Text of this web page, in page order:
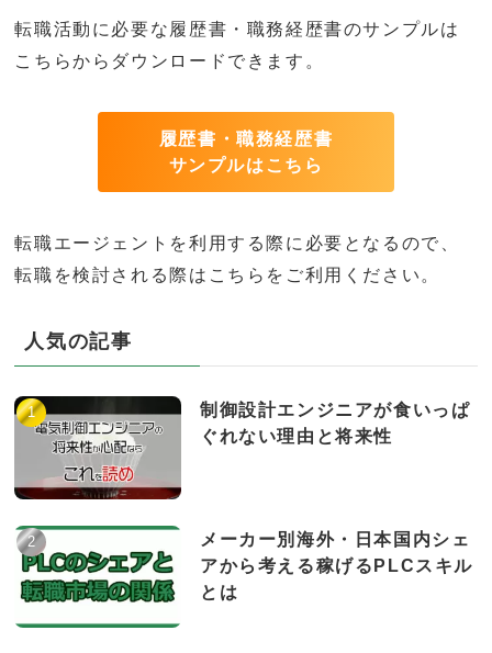
転職活動に必要な履歴書・職務経歴書のサンプルは
こちらからダウンロードできます。
履歴書・職務経歴書
サンプルはこちら
転職エージェントを利用する際に必要となるので、
転職を検討される際はこちらをご利用ください。
人気の記事
制御設計エンジニアが食いっぱ
ぐれない理由と将来性
メーカー別海外・日本国内シェ
アから考える稼げるPLCスキル
とは